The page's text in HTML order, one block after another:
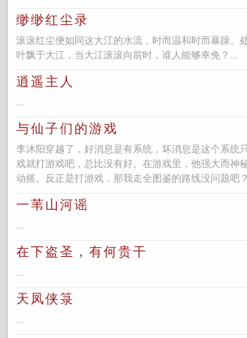
缈缈红尘录
滚滚红尘便如同这大江的水流，时而温和时而暴躁。
叶飘于大江，当大江滚滚向前时，谁人能够幸免？...
逍遥主人
...
与仙子们的游戏
李沐阳穿越了，好消息是有系统，坏消息是这个系统
戏就打游戏吧，总比没有好。在游戏里，他强大而神
动摇。反正是打游戏，那我走全图鉴的路线没问题吧
一苇山河谣
...
在下盗圣，有何贵干
...
天凤侠箓
...